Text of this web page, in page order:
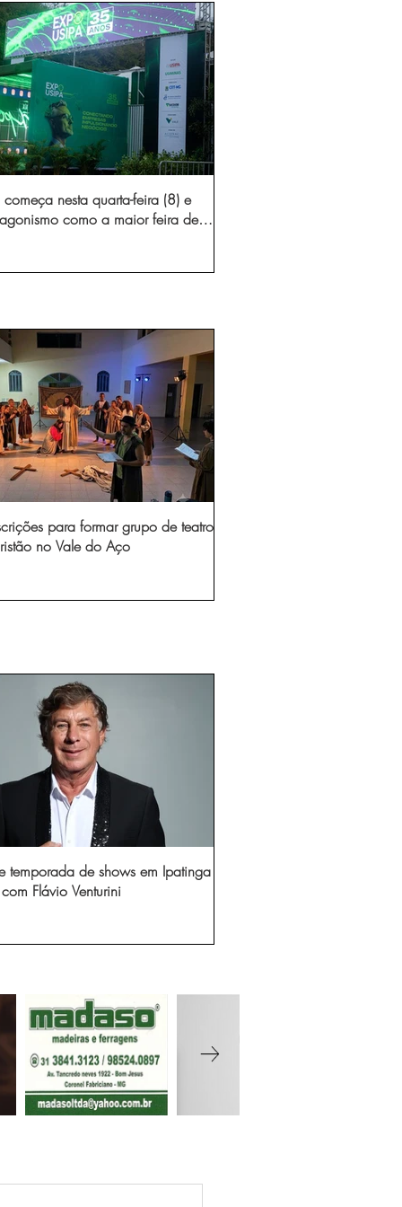
por ano pelas vias de Timóteo
nesta quarta-feira (8) e
como a maior feira de
para formar grupo de teatro
no Vale do Aço
temporada de shows em Ipatinga
com Flávio Venturini